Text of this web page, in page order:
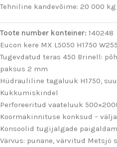
Tehniline kandevõime: 20 000 kg
Toote number konteiner: 140248
Eucon kere MX L5050 H1750
Tugevdatud teras 450 Brinell:
paksus 2 mm
Hüdrauliline tagaluuk H1750,
Kukkumiskindel
Perforeeritud vaateluuk
Koormakinnituse konksud –
Konsoolid tugijalgade
Värvus: punane, värvitud Metsjö